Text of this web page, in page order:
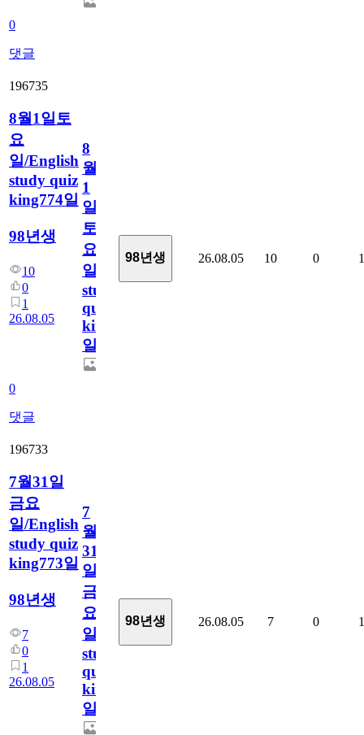
0
댓글
196735
8월1일토
요
일/English
study quiz
king774일
98년생
10
0
1
26.08.05
0
댓글
8
월
1
일
토
요
일/English
study
quiz
king774
일
98년생 26.08.05 10 0 1
196733
7월31일
금요
일/English
study quiz
king773일
98년생
7
0
1
26.08.05
7
월
31
일
금
요
일/English
study
quiz
king773
일
98년생 26.08.05 7 0 1